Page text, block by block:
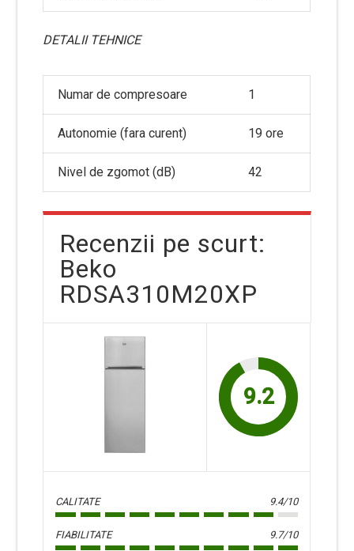
DETALII TEHNICE
Numar de compresoare 1
Autonomie (fara curent) 19 ore
Nivel de zgomot (dB) 42
Recenzii pe scurt:
Beko
RDSA310M20XP
9.2
CALITATE 9.4/10
FIABILITATE 9.7/10